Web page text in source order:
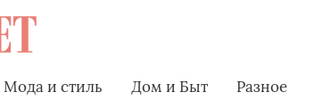
Мода и стиль Дом и Быт Разное